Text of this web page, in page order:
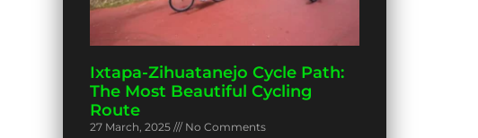
Ixtapa-Zihuatanejo Cycle Path:
The Most Beautiful Cycling
Route
27 March, 2025 No Comments